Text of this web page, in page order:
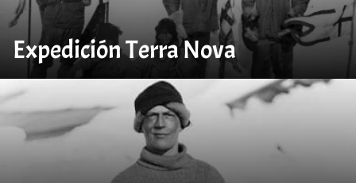
Expedición Terra Nova